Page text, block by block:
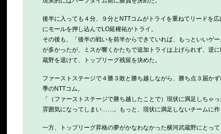
後半に入っても４分、９分とNTTコムがトライを重ねてリードを
にモールを押し込んでLO延權祐がトライ。
その後も、「後半の戦いを前半からできていれば、もっといいゲ
が多かったが、ミスが響くかたちで追加トライは上げられず、逆
蔵野を退けて、トップリーグ残留を決めた。
ファーストステージで４勝３敗と勝ち越しながら、勝ち点３届か
季のNTTコム。
「（ファーストステージで勝ち越したことで）現状に満足しち
雰囲気になってしまい……。もっと、現状に満足しないチームに
一方、トップリーグ昇格の夢がかなわなかった横河武蔵野にとっ